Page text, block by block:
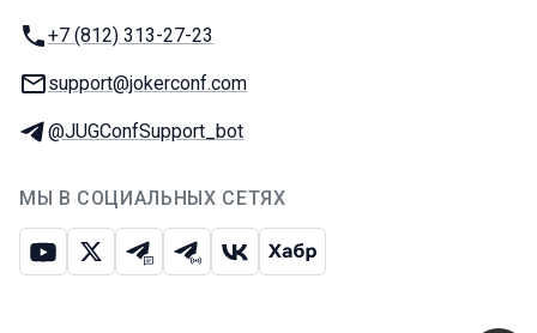
Телефон:
+7 (812) 313-27-23
E-mail:
support@jokerconf.com
Телеграм:
@JUGConfSupport_bot
МЫ В СОЦИАЛЬНЫХ СЕТЯХ
ЮтубИкс Телеграм-чат
Телеграм-канал
ВКонтакте
Хабр